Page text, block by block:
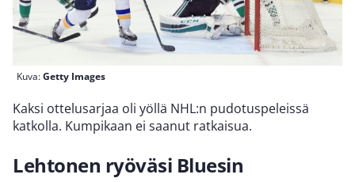
Kuva:Getty Images
Kaksi ottelusarjaa oli yöllä NHL:n pudotuspeleissä
katkolla. Kumpikaan ei saanut ratkaisua.
Lehtonen ryöväsi Bluesin